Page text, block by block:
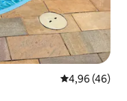
Note
4,96 (46)